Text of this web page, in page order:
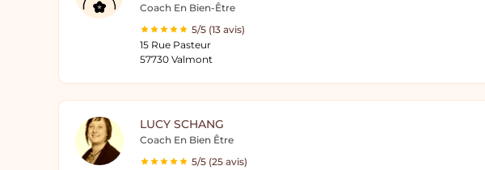
Coach En Bien-Être
5/5 (13 avis)
15 Rue Pasteur
57730 Valmont
LUCY SCHANG
Coach En Bien Être
5/5 (25 avis)